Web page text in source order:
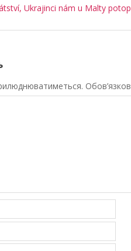
Ukrajinci nám u Malty